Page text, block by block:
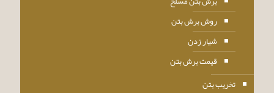
روش برش بتن
شیار زدن
قیمت برش بتن
تخریب بتن